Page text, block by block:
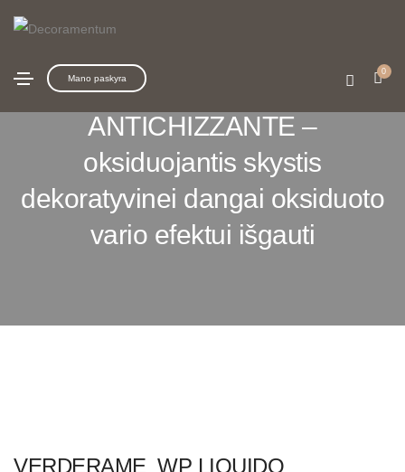
Mano paskyra
0
VERDERAME_WP LIQUIDO
ANTICHIZZANTE –
oksiduojantis skystis
dekoratyvinei dangai oksiduoto
vario efektui išgauti
VERDERAME_WP LIQUIDO